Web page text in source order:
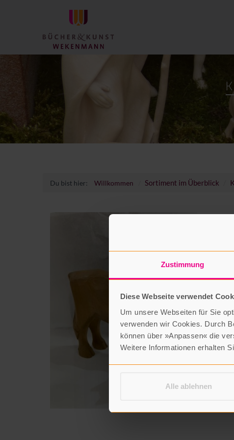
Zustimmung
Diese Webseite verwendet
Um unsere Webseiten für Sie
verwenden wir Cookies. Durch
können über »Anpassen« die
Weitere Informationen erhalten
Alle ablehnen
Du bist hier: Willkommen Sortiment im Überblick